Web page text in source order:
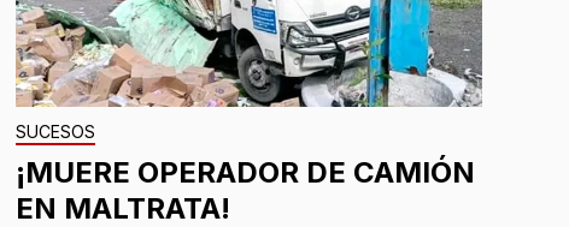
SUCESOS
¡MUERE OPERADOR DE CAMIÓN
EN MALTRATA!